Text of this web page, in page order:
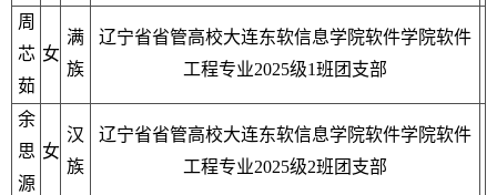
周
芯
茹
女
满
族
辽宁省省管高校大连东软信息学院软件学院软件
工程专业2025级1班团支部
余
思
源
女
汉
族
辽宁省省管高校大连东软信息学院软件学院软件
工程专业2025级2班团支部